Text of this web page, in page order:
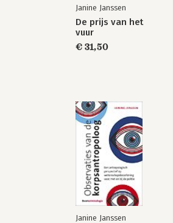
Janine Janssen
De prijs van het
vuur
€ 31,50
Janine Janssen